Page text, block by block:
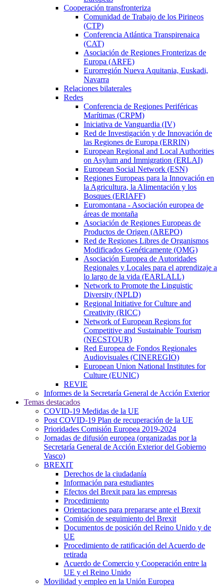
Cooperación transfronteriza
Comunidad de Trabajo de los Pirineos
(CTP)
Conferencia Atlántica Transpirenaica
(CAT)
Asociación de Regiones Fronterizas de
Europa (ARFE)
Eurorregión Nueva Aquitania, Euskadi,
Navarra
Relaciones bilaterales
Redes
Conferencia de Regiones Periféricas
Marítimas (CRPM)
Iniciativa de Vanguardia (IV)
Red de Investigación y de Innovación de
las Regiones de Europa (ERRIN)
European Regional and Local Authorities
on Asylum and Immigration (ERLAI)
European Social Network (ESN)
Regiones Europeas para la Innovación en
la Agricultura, la Alimentación y los
Bosques (ERIAFF)
Euromontana - Asociación europea de
áreas de montaña
Asociación de Regiones Europeas de
Productos de Origen (AREPO)
Red de Regiones Libres de Organismos
Modificados Genéticamente (OMG)
Asociación Europea de Autoridades
Regionales y Locales para el aprendizaje a
lo largo de la vida (EARLALL)
Network to Promote the Linguistic
Diversity (NPLD)
Regional Initiative for Culture and
Creativity (RICC)
Network of European Regions for
Competitive and Sustainable Tourism
(NECSTOUR)
Red Europea de Fondos Regionales
Audiovisuales (CINEREGIO)
European Union National Institutes for
Culture (EUNIC)
REVIE
Informes de la Secretaría General de Acción Exterior
Temas destacados
COVID-19 Medidas de la UE
Post COVID-19 Plan de recuperación de la UE
Prioridades Comisión Europea 2019-2024
Jornadas de difusión europea (organizadas por la
Secretaría General de Acción Exterior del Gobierno
Vasco)
BREXIT
Derechos de la ciudadanía
Información para estudiantes
Efectos del Brexit para las empresas
Procedimiento
Orientaciones para prepararse ante el Brexit
Comisión de seguimiento del Brexit
Documentos de posición del Reino Unido y de
UE
Procedimiento de ratificación del Acuerdo de
retirada
Acuerdo de Comercio y Cooperación entre la
UE y el Reino Unido
Movilidad y empleo en la Unión Europea